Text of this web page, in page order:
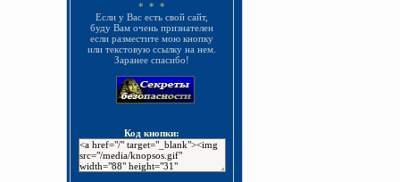
* * *
Если у Вас есть свой сайт,
буду Вам очень признателен
если разместите мою кнопку
или текстовую ссылку на нем.
Заранее спасибо!
Код кнопки: